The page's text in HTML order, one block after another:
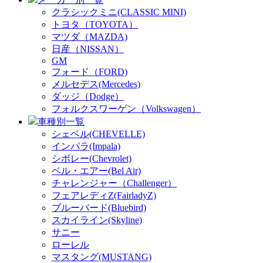
クラシックミニ(CLASSIC MINI)
トヨタ（TOYOTA）
マツダ（MAZDA)
日産（NISSAN）
GM
フォード（FORD)
メルセデス(Mercedes)
ダッジ（Dodge）
フォルクスワーゲン（Volkswagen）
車種別一覧
シェベル(CHEVELLE)
インパラ(Impala)
シボレー(Chevrolet)
ベル・エアー(Bel Air)
チャレンジャー（Challenger）
フェアレディZ(FairladyZ)
ブルーバード(Bluebird)
スカイライン(Skyline)
サニー
ローレル
マスタング(MUSTANG)